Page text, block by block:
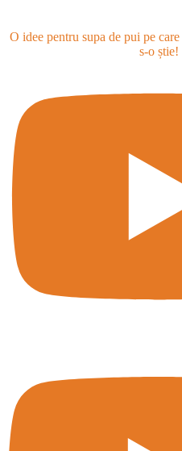
O idee pentru supa de pui pe
s-o știe!